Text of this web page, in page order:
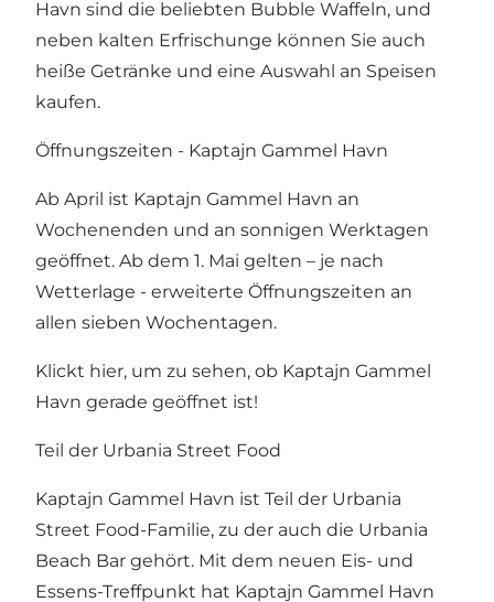
Havn sind die beliebten Bubble Waffeln, und
neben kalten Erfrischunge können Sie auch
heiße Getränke und eine Auswahl an Speisen
kaufen.
Öffnungszeiten - Kaptajn Gammel Havn
Ab April ist Kaptajn Gammel Havn an
Wochenenden und an sonnigen Werktagen
geöffnet. Ab dem 1. Mai gelten – je nach
Wetterlage - erweiterte Öffnungszeiten an
allen sieben Wochentagen.
Klickt hier, um zu sehen, ob Kaptajn Gammel
Havn gerade geöffnet ist!
Teil der Urbania Street Food
Kaptajn Gammel Havn ist Teil der Urbania
Street Food-Familie, zu der auch die Urbania
Beach Bar gehört. Mit dem neuen Eis- und
Essens-Treffpunkt hat Kaptajn Gammel Havn